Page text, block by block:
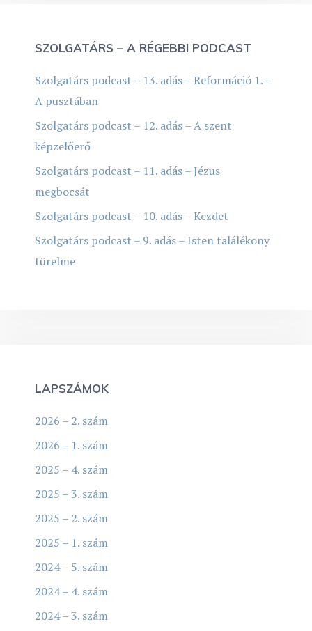
SZOLGATÁRS – A RÉGEBBI PODCAST
Szolgatárs podcast – 13. adás – Reformáció 1. –
A pusztában
Szolgatárs podcast – 12. adás – A szent
képzelőerő
Szolgatárs podcast – 11. adás – Jézus
megbocsát
Szolgatárs podcast – 10. adás – Kezdet
Szolgatárs podcast – 9. adás – Isten találékony
türelme
LAPSZÁMOK
2026 – 2. szám
2026 – 1. szám
2025 – 4. szám
2025 – 3. szám
2025 – 2. szám
2025 – 1. szám
2024 – 5. szám
2024 – 4. szám
2024 – 3. szám